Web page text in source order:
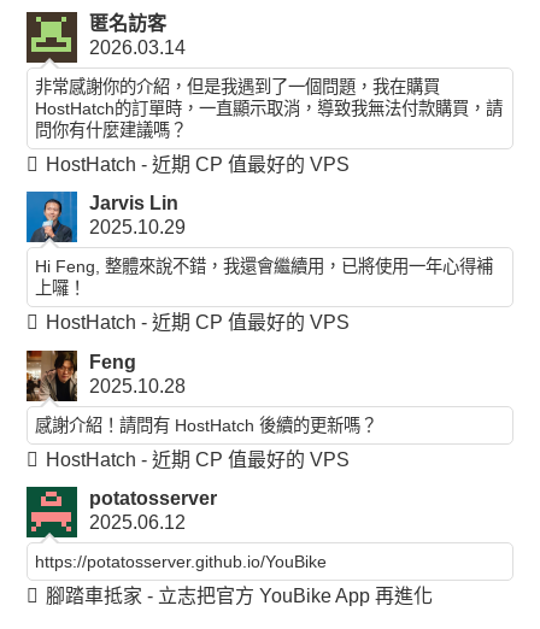
匿名訪客
2026.03.14
非常感謝你的介紹，但是我遇到了一個問題，我在購買
HostHatch的訂單時，一直顯示取消，導致我無法付款購買，請
問你有什麼建議嗎？
HostHatch - 近期 CP 值最好的 VPS
Jarvis Lin
2025.10.29
Hi Feng, 整體來說不錯，我還會繼續用，已將使用一年心得補
上囉！
HostHatch - 近期 CP 值最好的 VPS
Feng
2025.10.28
感謝介紹！請問有 HostHatch 後續的更新嗎？
HostHatch - 近期 CP 值最好的 VPS
potatosserver
2025.06.12
https://potatosserver.github.io/YouBike
腳踏車抵家 - 立志把官方 YouBike App 再進化